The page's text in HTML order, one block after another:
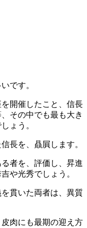
です。
開催したこと、信長
その中でも最も大き
ょう。
長を、贔屓します。
者を、評価し、昇進
や光秀でしょう。
貫いた両者は、異質
肉にも最期の迎え方